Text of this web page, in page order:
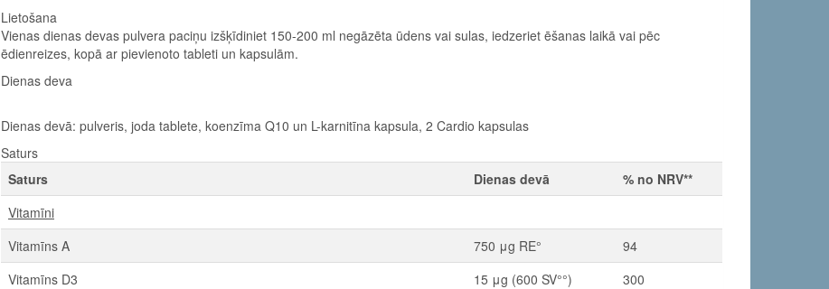
Lietošana
Vienas dienas devas pulvera paciņu izšķīdiniet 150-200 ml negāzēta ūdens vai sulas, iedzeriet ēšanas laikā vai pēc
ēdienreizes, kopā ar pievienoto tableti un kapsulām.
Dienas deva
Dienas devā: pulveris, joda tablete, koenzīma Q10 un L-karnitīna kapsula, 2 Cardio kapsulas
Saturs
Saturs
Dienas devā
% no NRV**
Vitamīni
Vitamīns A
750 μg RE°
94
Vitamīns D3
15 μg (600 SV°°)
300